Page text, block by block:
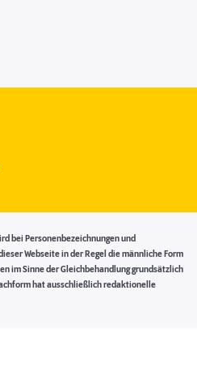
bei Personenbezeichnungen und
Webseite in der Regel die männliche Form
im Sinne der Gleichbehandlung grundsätzlich
hat ausschließlich redaktionelle